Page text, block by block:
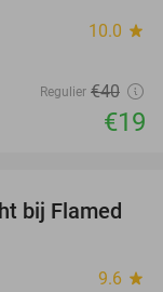
10.0 star
Regulier €40
€19
31%
bij Flamed
9.6 star